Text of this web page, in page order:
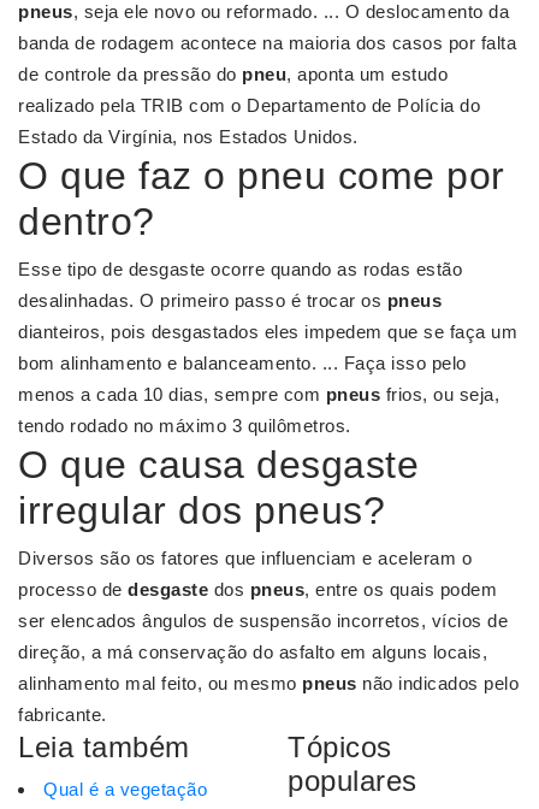
pneus, seja ele novo ou reformado. ... O deslocamento da
banda de rodagem acontece na maioria dos casos por falta
de controle da pressão do pneu, aponta um estudo
realizado pela TRIB com o Departamento de Polícia do
Estado da Virgínia, nos Estados Unidos.
O que faz o pneu come por
dentro?
Esse tipo de desgaste ocorre quando as rodas estão
desalinhadas. O primeiro passo é trocar os pneus
dianteiros, pois desgastados eles impedem que se faça um
bom alinhamento e balanceamento. ... Faça isso pelo
menos a cada 10 dias, sempre com pneus frios, ou seja,
tendo rodado no máximo 3 quilômetros.
O que causa desgaste
irregular dos pneus?
Diversos são os fatores que influenciam e aceleram o
processo de desgaste dos pneus, entre os quais podem
ser elencados ângulos de suspensão incorretos, vícios de
direção, a má conservação do asfalto em alguns locais,
alinhamento mal feito, ou mesmo pneus não indicados pelo
fabricante.
Leia também
Qual é a vegetação
Tópicos
populares